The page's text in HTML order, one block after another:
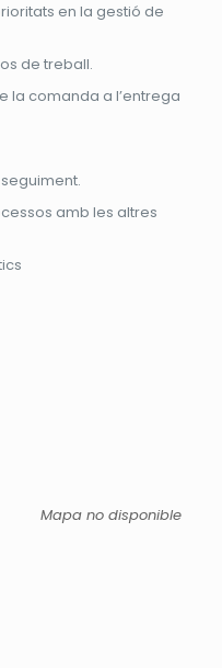
en la gestió de
de treball.
la comanda a l’entrega
amb les altres
Mapa no disponible